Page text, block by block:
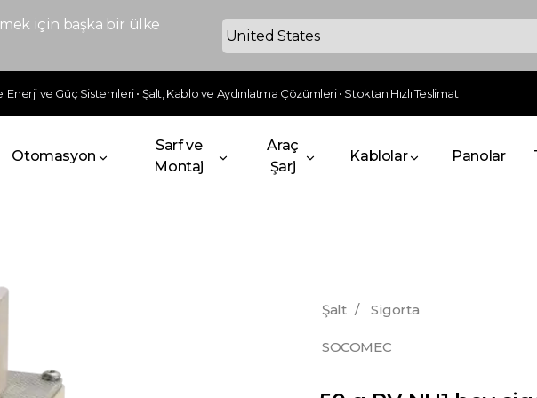
için başka bir ülke
ve Güç Sistemleri • Şalt, Kablo ve Aydınlatma Çözümleri • Stoktan Hızlı Teslimat
Otomasyon
Sarf ve
Montaj
Araç
Şarj
Kablolar Panolar
Şalt / Sigorta
SOCOMEC